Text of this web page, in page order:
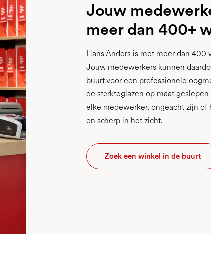
Jouw
meer dan 400+
Hans Anders is met meer dan
Jouw medewerkers kunnen
buurt voor een professionele
de sterkteglazen op maat
elke medewerker, ongeacht zijn of
en scherp in het zicht.
Zoek een winkel in de buurt